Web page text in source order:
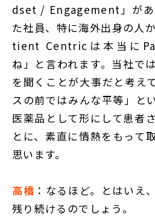
dset / Engagement」があ
た社員、特に海外出身の人
tient Centricは本当に
ね」と言われます。当社で
を聞くことが大事だと考え
スの前ではみんな平等」と
医薬品として形にして患者
とに、素直に情熱をもって
思います。
高橋 ：なるほど。とはいえ
残り続けるのでしょう。